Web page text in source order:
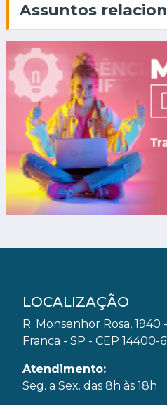
Assuntos
LOCALIZAÇÃO
R. Monsenhor Rosa, 1940
Franca - SP - CEP 14400-
Atendimento:
Seg. a Sex. das 8h às 18h